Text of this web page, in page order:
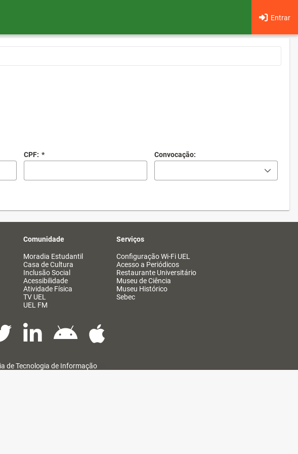
Entrar
CPF: * Convocação:
Comunidade
Moradia Estudantil
Casa de Cultura
Inclusão Social
Acessibilidade
Atividade Física
TV UEL
UEL FM
Serviços
Configuração Wi-Fi UEL
Acesso a Periódicos
Restaurante Universitário
Museu de Ciência
Museu Histórico
Sebec
de Tecnologia de Informação